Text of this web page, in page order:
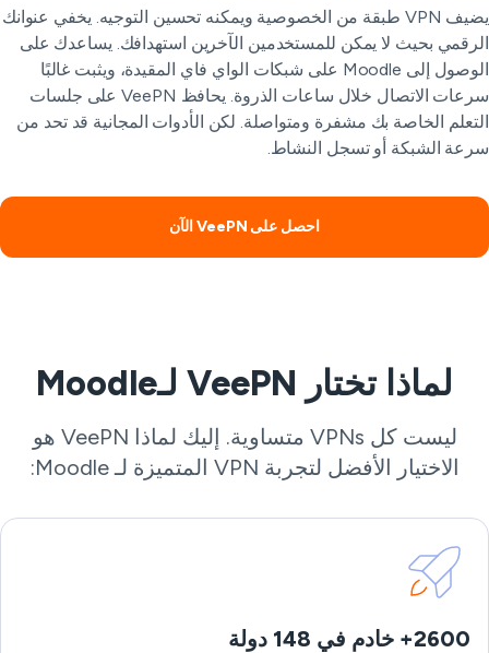
يضيف VPN طبقة من الخصوصية ويمكنه تحسين التوجيه. يخفي عنوانك
بحيث لا يمكن للمستخدمين الآخرين استهدافك. يساعدك على
الوصول إلى Moodle على شبكات الواي فاي المقيدة، ويثبت غالبًا
سرعات الاتصال خلال ساعات الذروة. يحافظ VeePN على جلسات
الخاصة بك مشفرة ومتواصلة. لكن الأدوات المجانية قد تحد من
الشبكة أو تسجل النشاط.
احصل على VeePN الآن
لماذا تختار VeePN لـMoodle
ليست كل VPNs متساوية. إليك لماذا VeePN هو
الاختيار الأفضل لتجربة VPN المتميزة لـ Moodle:
2600+ خادم في 148 دولة